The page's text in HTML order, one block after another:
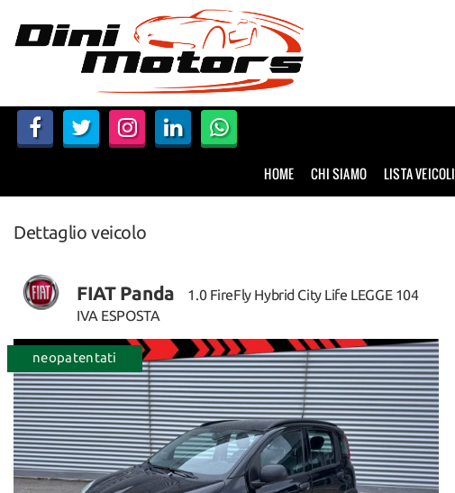
HOME
LISTA VEICOLI
SERVIZI
FINANZIAMENTI – LEASING
ACQUISTIAMO USATO
ASSISTENZA
DICONO DI NOI
HOME CHI SIAMO LISTA VEICOLI
Dettaglio veicolo
FIAT Panda
1.0 FireFly Hybrid City Life LEGGE 104
IVA ESPOSTA
disponibile neopatentati disponibile